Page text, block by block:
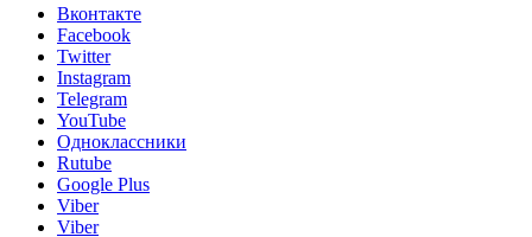
Вконтакте
Facebook
Twitter
Instagram
Telegram
YouTube
Одноклассники
Rutube
Google Plus
Viber
Viber